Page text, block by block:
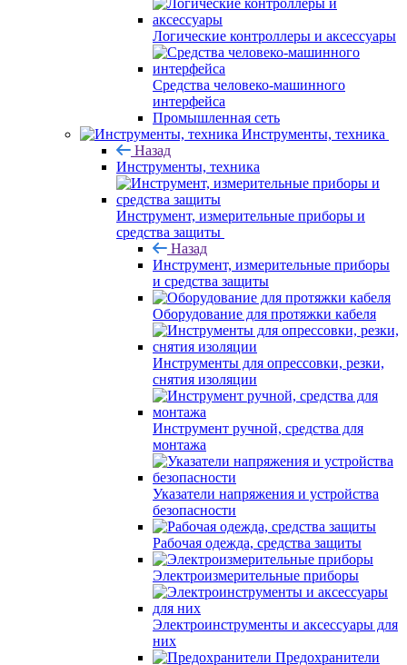
Логические контроллеры и аксессуары
Средства человеко-машинного
интерфейса
Промышленная сеть
Инструменты, техника
Назад
Инструменты, техника
Инструмент, измерительные приборы и
средства защиты
Назад
Инструмент, измерительные приборы
и средства защиты
Оборудование для протяжки кабеля
Инструменты для опрессовки, резки,
снятия изоляции
Инструмент ручной, средства для
монтажа
Указатели напряжения и устройства
безопасности
Рабочая одежда, средства защиты
Электроизмерительные приборы
Электроинструменты и аксессуары для
них
Предохранители